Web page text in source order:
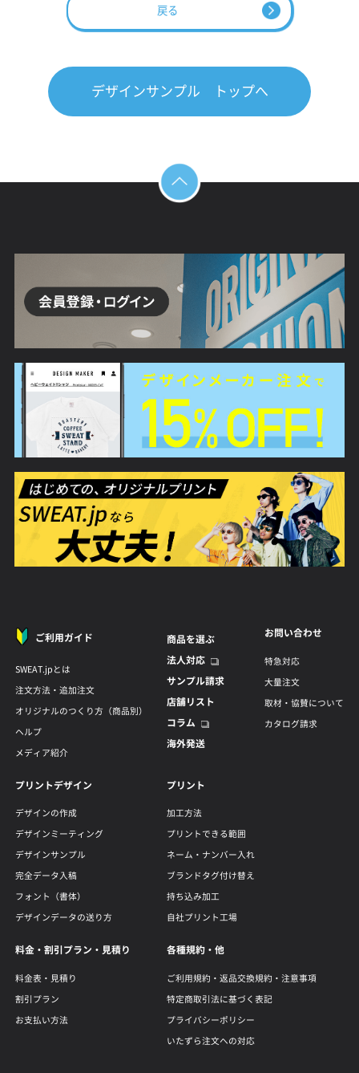
戻る
デザインサンプル トップへ
ご利用ガイド
SWEAT.jpとは
注文方法・追加注文
オリジナルのつくり方（商品別）
ヘルプ
メディア紹介
商品を選ぶ
法人対応
サンプル請求
店舗リスト
コラム
海外発送
お問い合わせ
特急対応
大量注文
取材・協賛について
カタログ請求
プリントデザイン
デザインの作成
デザインミーティング
デザインサンプル
完全データ入稿
フォント（書体）
デザインデータの送り方
プリント
加工方法
プリントできる範囲
ネーム・ナンバー入れ
ブランドタグ付け替え
持ち込み加工
自社プリント工場
料金・割引プラン・見積り
料金表・見積り
割引プラン
お支払い方法
各種規約・他
ご利用規約・返品交換規約・注意事項
特定商取引法に基づく表記
プライバシーポリシー
いたずら注文への対応